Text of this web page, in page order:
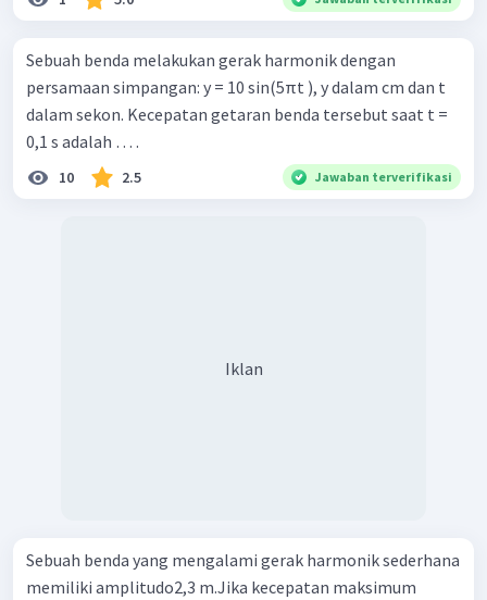
Sebuah benda melakukan gerak harmonik dengan
persamaan simpangan: y = 10 sin⁡(5πt ), y dalam cm dan t
dalam sekon. Kecepatan getaran benda tersebut saat t =
0,1 s adalah … .
10 2.5 Jawaban terverifikasi
Iklan
Sebuah benda yang mengalami gerak harmonik sederhana
memiliki amplitudo2,3 m.Jika kecepatan maksimum